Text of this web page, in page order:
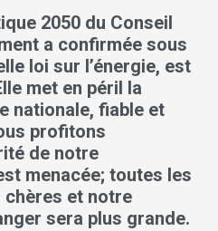
2050 du Conseil
a confirmée sous
loi sur l’énergie, est
met en péril la
nationale, fiable et
profitons
de notre
menacée; toutes les
et notre
sera plus grande.